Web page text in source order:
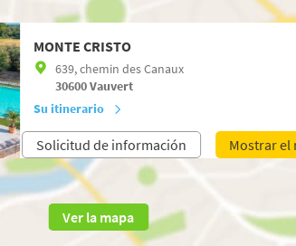
MONTE CRISTO
639, chemin des Canaux
30600Vauvert
Su itinerario
Solicitud de información Mostrar el
Ver la mapa